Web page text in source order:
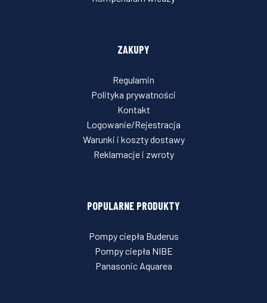
ZAKUPY
Regulamin
Polityka prywatności
Kontakt
Logowanie/Rejestracja
Warunki i koszty dostawy
Reklamacje i zwroty
POPULARNE PRODUKTY
Pompy ciepła Buderus
Pompy ciepła NIBE
Panasonic Aquarea